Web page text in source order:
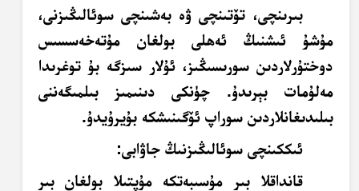
بىرىنچى، تۆتىنچى ۋە بەشىنچى سوئالىڭىزنى،
مۇشۇ ئىشنىڭ ئەھلى بولغان مۇتەخەسسىس
دوختۇرلاردىن سورىسىڭىز، ئۇلار سىزگە بۇ توغرىدا
مەلۇمات بېرىدۇ. چۈنكى دىنىمىز بىلمىگەننى
بىلىدىغانلاردىن سوراپ ئۆگىنىشكە بۇيرۇيدۇ.
ئىككىنچى سوئالىڭىزنىڭ جاۋابى:
قانداقلا بىر مۇسىبەتكە مۇپتىلا بولغان بىر